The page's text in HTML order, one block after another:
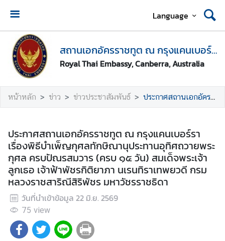
Language
สถานเอกอัครราชทูต ณ กรุงแคนเบอร์รา
Royal Thai Embassy, Canberra, Australia
ห
า
ห
ลั
ก
ด
ห
ม
า
ย
ข
อ
รั
บ
หน้าหลัก ข่าว ข่าวประชาสัมพันธ์ ประกาศสถานเอกอัครราชทูต ณ กรุงแคนเบอร์รา เรื่องพิธีบำเพ็ญกุศลทักษิณานุประทานอุทิศถวายพระกุศล ครบปัณรสมวาร (ครบ ๑๕ วัน) สมเด็จพระเจ้าลูกเธอ เจ้าฟ้าพัชรกิติยาภา นเรนทิราเทพยวดี กรมหลวงราชสาริณีสิริพัชร มหาวัชรราชธิดา
ประกาศสถานเอกอัครราชทูต ณ กรุงแคนเบอร์รา
เรื่องพิธีบำเพ็ญกุศลทักษิณานุประทานอุทิศถวายพระ
กุศล ครบปัณรสมวาร (ครบ ๑๕ วัน) สมเด็จพระเจ้า
ลูกเธอ เจ้าฟ้าพัชรกิติยาภา นเรนทิราเทพยวดี กรม
หลวงราชสาริณีสิริพัชร มหาวัชรราชธิดา
วันที่นำเข้าข้อมูล 22 มิ.ย. 2569
75 view